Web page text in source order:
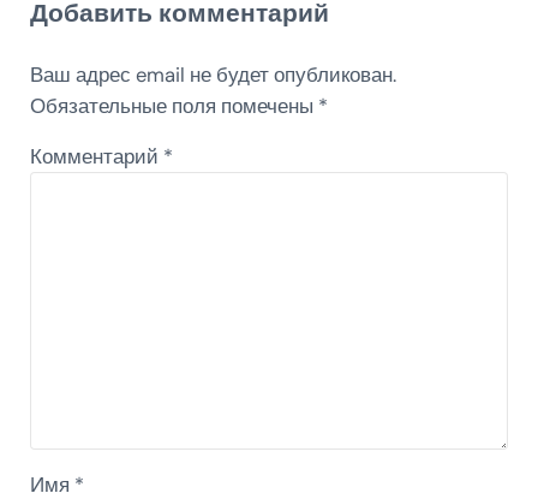
Добавить комментарий
Ваш адрес email не будет опубликован.
Обязательные поля помечены *
Комментарий *
Имя *